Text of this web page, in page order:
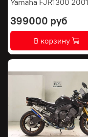
399000 руб
В корзину